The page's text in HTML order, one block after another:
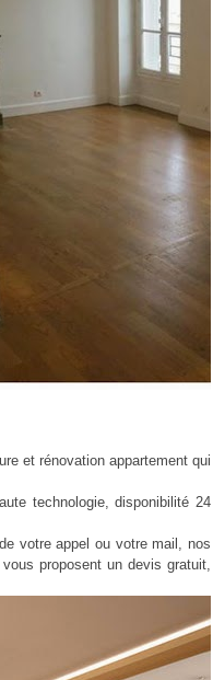
et rénovation appartement qui
technologie, disponibilité 24
votre appel ou votre mail, nos
proposent un devis gratuit,